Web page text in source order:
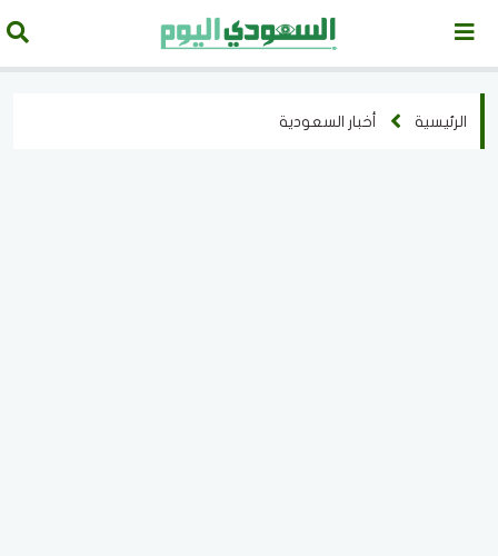
الرئيسية أخبار السعودية